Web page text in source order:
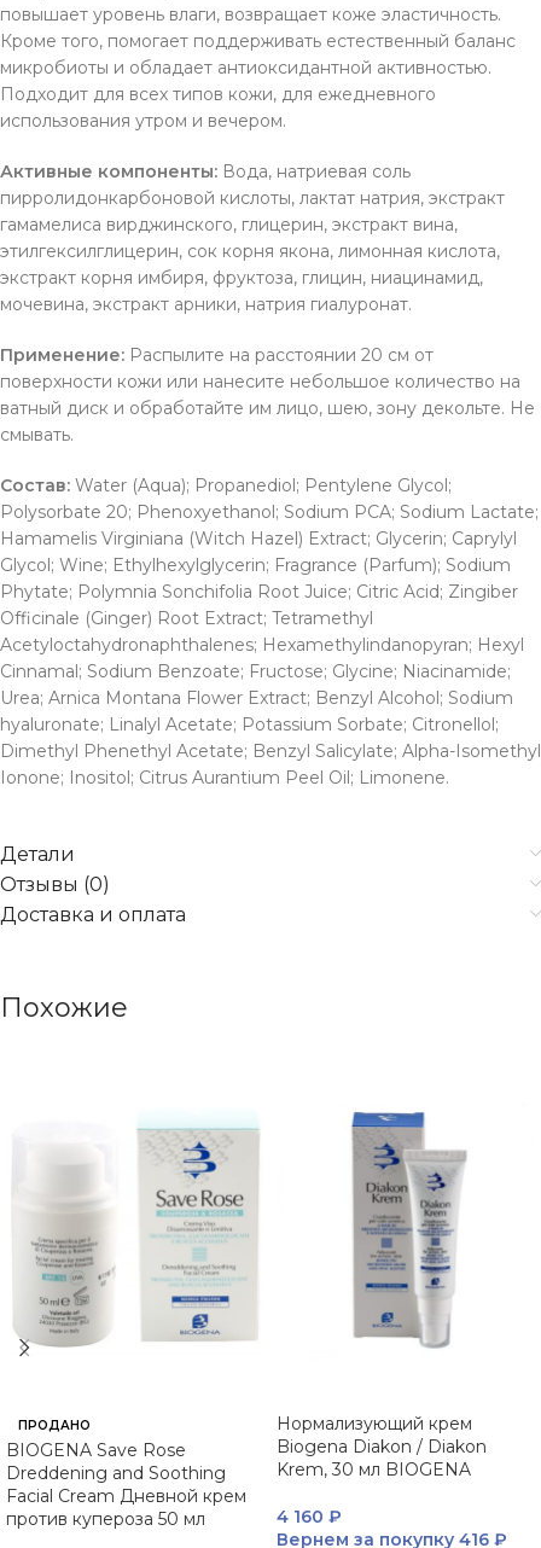
повышает уровень влаги, возвращает коже эластичность.
Кроме того, помогает поддерживать естественный баланс
микробиоты и обладает антиоксидантной активностью.
Подходит для всех типов кожи, для ежедневного
использования утром и вечером.
Активные компоненты: Вода, натриевая соль
пирролидонкарбоновой кислоты, лактат натрия, экстракт
гамамелиса вирджинского, глицерин, экстракт вина,
этилгексилглицерин, сок корня якона, лимонная кислота,
экстракт корня имбиря, фруктоза, глицин, ниацинамид,
мочевина, экстракт арники, натрия гиалуронат.
Применение: Распылите на расстоянии 20 см от
поверхности кожи или нанесите небольшое количество на
ватный диск и обработайте им лицо, шею, зону декольте. Не
смывать.
Состав: Water (Aqua); Propanediol; Pentylene Glycol;
Polysorbate 20; Phenoxyethanol; Sodium PCA; Sodium Lactate;
Hamamelis Virginiana (Witch Hazel) Extract; Glycerin; Caprylyl
Glycol; Wine; Ethylhexylglycerin; Fragrance (Parfum); Sodium
Phytate; Polymnia Sonchifolia Root Juice; Citric Acid; Zingiber
Officinale (Ginger) Root Extract; Tetramethyl
Acetyloctahydronaphthalenes; Hexamethylindanopyran; Hexyl
Cinnamal; Sodium Benzoate; Fructose; Glycine; Niacinamide;
Urea; Arnica Montana Flower Extract; Benzyl Alcohol; Sodium
hyaluronate; Linalyl Acetate; Potassium Sorbate; Citronellol;
Dimethyl Phenethyl Acetate; Benzyl Salicylate; Alpha-Isomethyl
Ionone; Inositol; Citrus Aurantium Peel Oil; Limonene.
Детали
Отзывы (0)
Доставка и оплата
Похожие
ПРОДАНО
BIOGENA Save Rose
Dreddening and Soothing
Facial Cream Дневной крем
против купероза 50 мл
Нормализующий крем
Biogena Diakon / Diakon
Krem, 30 мл BIOGENA
4 160 ₽
Вернем за покупку 416 ₽